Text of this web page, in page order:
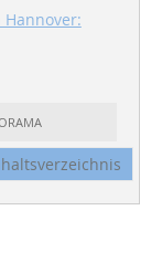
Hannover: